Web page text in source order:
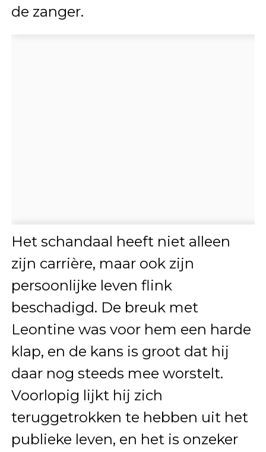
de zanger.
Het schandaal heeft niet alleen
zijn carrière, maar ook zijn
persoonlijke leven flink
beschadigd. De breuk met
Leontine was voor hem een harde
klap, en de kans is groot dat hij
daar nog steeds mee worstelt.
Voorlopig lijkt hij zich
teruggetrokken te hebben uit het
publieke leven, en het is onzeker